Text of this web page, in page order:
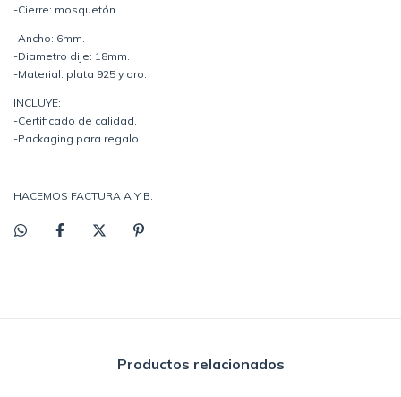
-Cierre: mosquetón.
-Ancho: 6mm.
-Diametro dije: 18mm.
-Material: plata 925 y oro.
INCLUYE:
-Certificado de calidad.
-Packaging para regalo.
HACEMOS FACTURA A Y B.
Productos relacionados